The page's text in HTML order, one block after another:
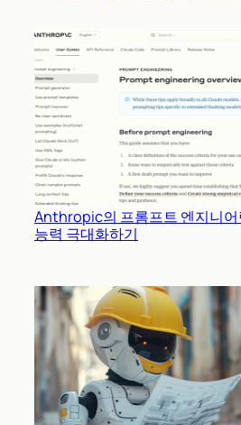
Anthropic의 프롬프트 엔지니어
능력 극대화하기